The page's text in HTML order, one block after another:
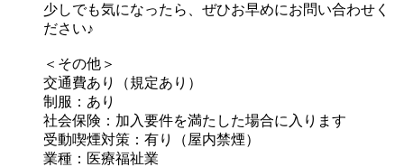
少しでも気になったら、ぜひお早めにお問い合わせく
ださい♪
＜その他＞
交通費あり（規定あり）
制服：あり
社会保険：加入要件を満たした場合に入ります
受動喫煙対策：有り（屋内禁煙）
業種：医療福祉業